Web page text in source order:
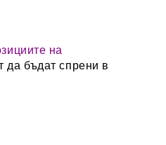
на
да бъдат спрени в